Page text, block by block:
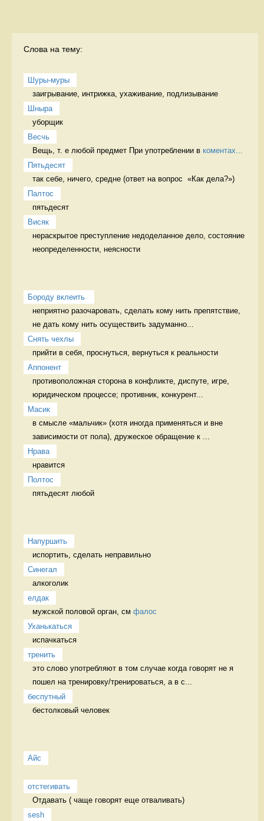
Слова на тему:
Шуры-муры
заигрывание, интрижка, ухаживание, подлизывание
Шныра
уборщик
Весчь
Вещь, т. е любой предмет При употреблении в коментах...
Пятьдесят
так себе, ничего, средне (ответ на вопрос  «Как дела?»)
Палтос
пятьдесят
Висяк
нераскрытое преступление недоделанное дело, состояние
неопределенности, неясности
Бороду вклеить
неприятно разочаровать, сделать кому нить препятствие,
не дать кому нить осуществить задуманно...
Снять чехлы
прийти в себя, проснуться, вернуться к реальности
Аппонент
противоположная сторона в конфликте, диспуте, игре,
юридическом процессе; противник, конкурент...
Масик
в смысле «мальчик» (хотя иногда применяться и вне
зависимости от пола), дружеское обращение к ...
Нрава
нравится
Полтос
пятьдесят любой
Напуршить
испортить, сделать неправильно
Синегал
алкоголик
елдак
мужской половой орган, см фалос
Уханькаться
испачкаться
тренить
это слово употребляют в том случае когда говорят не я
пошел на тренировку/тренироваться, а в с...
беспутный
бестолковый человек
Айс
отстегивать
Отдавать ( чаще говорят еще отваливать)
sesh